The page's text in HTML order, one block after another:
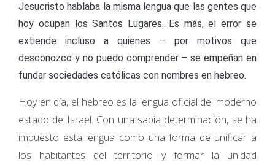
Jesucristo hablaba la misma lengua que las gentes que
hoy ocupan los Santos Lugares. Es más, el error se
extiende incluso a quienes – por motivos que
desconozco y no puedo comprender – se empeñan en
fundar sociedades católicas con nombres en hebreo.
Hoy en día, el hebreo es la lengua oficial del moderno
estado de Israel. Con una sabia determinación, se ha
impuesto esta lengua como una forma de unificar a
los habitantes del territorio y formar la unidad